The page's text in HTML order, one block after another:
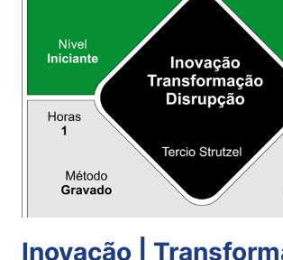
Inovação |